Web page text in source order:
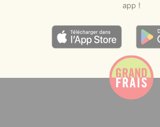
app !